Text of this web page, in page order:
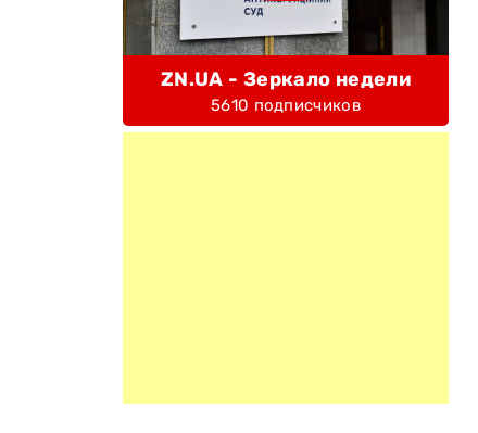
ZN.UA - Зеркало недели
5610 подписчиков